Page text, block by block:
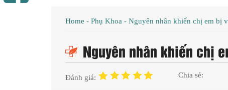
Home - Phụ Khoa - Nguyên nhân khiến chị em bị
Nguyên nhân khiến chị
Đánh giá: Chia sẻ: